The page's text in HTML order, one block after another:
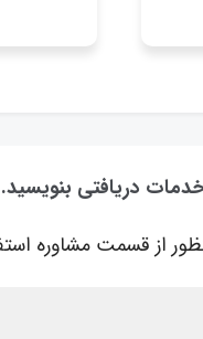
خدمات دریافتی بنویسید.
از قسمت مشاوره